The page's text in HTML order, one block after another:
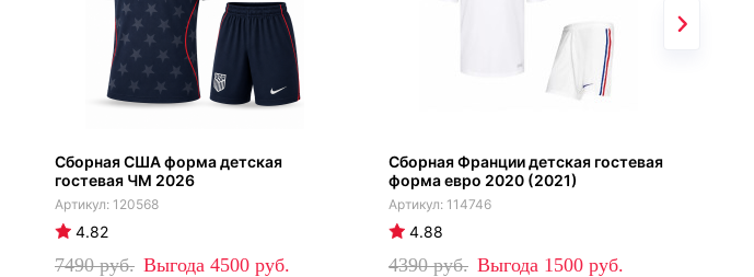
Сборная США форма детская
гостевая ЧМ 2026
120568
4.82
7490 4500
Сборная Франции детская гостевая
форма евро 2020 (2021)
114746
4.88
4390 1500